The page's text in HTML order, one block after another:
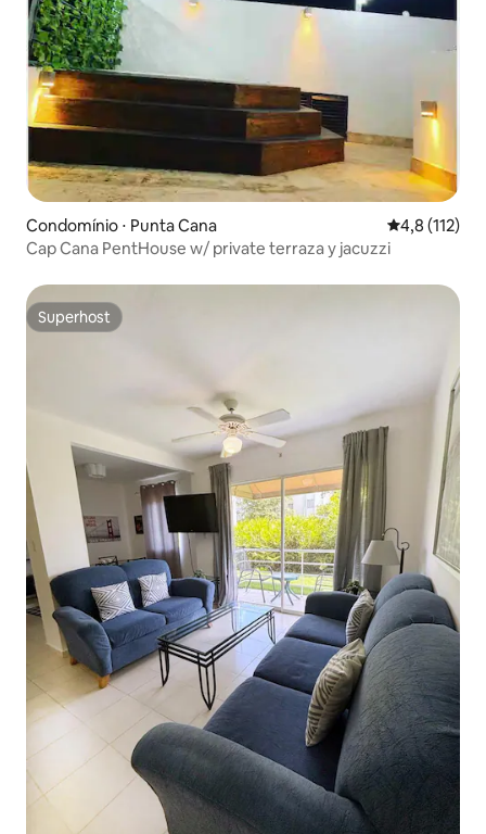
Condomínio ⋅ Punta Cana 4,8 de uma
4,8 (112)
Cap Cana PentHouse w/ private terraza y jacuzzi
Superhost
Superhost